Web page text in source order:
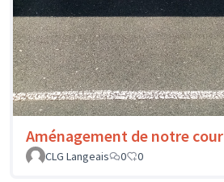
Aménagement de notre cour
CLG Langeais
0 0